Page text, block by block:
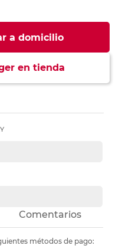
a domicilio
en tienda
Comentarios
métodos de pago: